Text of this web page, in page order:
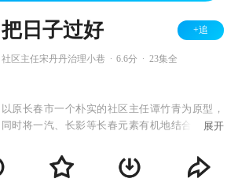
把日子过好 +追
社区主任宋丹丹治理小巷 6.6分 23集全
以原长春市一个朴实的社区主任谭竹青为原型，
同时将一汽、长影等长春元素有机地结合剧中，
题，来讲述老百姓的故事，真实再现“小巷总
理”全心全意为人民服务的先进事迹。
展开